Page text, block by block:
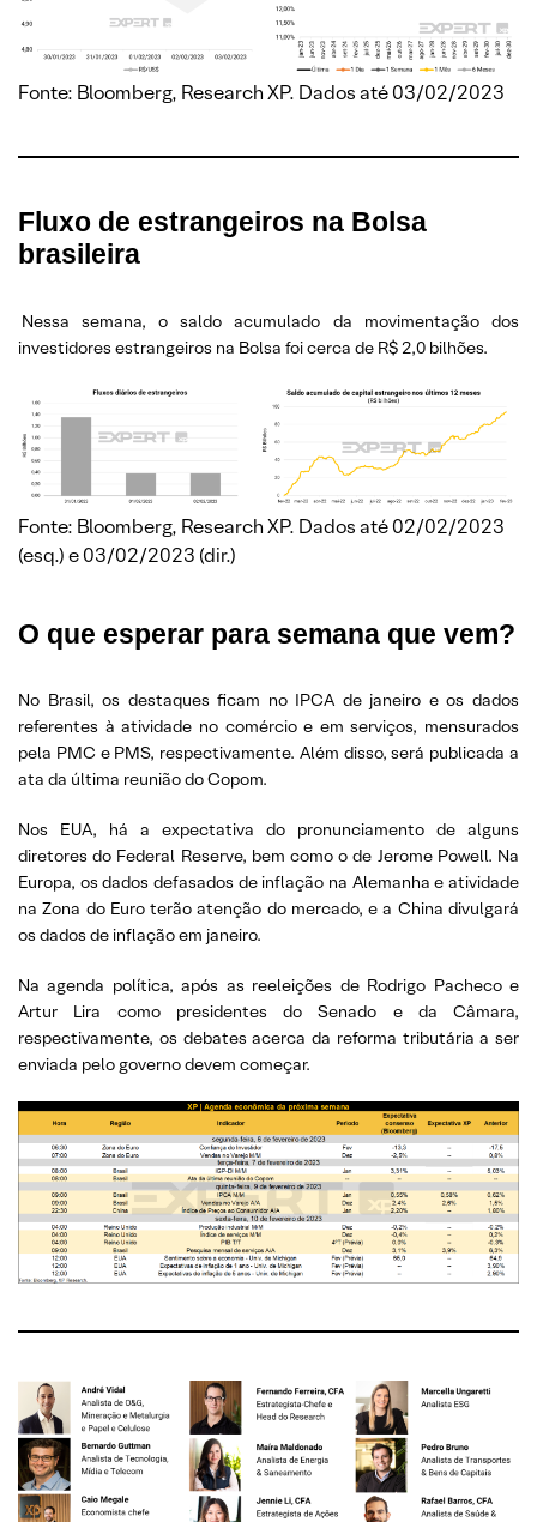
Fonte: Bloomberg, Research XP. Dados até 03/02/2023
Fluxo de estrangeiros na Bolsa
brasileira
Nessa semana, o saldo acumulado da movimentação dos
investidores estrangeiros na Bolsa foi cerca de R$ 2,0 bilhões.
Fonte: Bloomberg, Research XP. Dados até 02/02/2023
(esq.) e 03/02/2023 (dir.)
O que esperar para semana que vem?
No Brasil, os destaques ficam no IPCA de janeiro e os dados
referentes à atividade no comércio e em serviços, mensurados
pela PMC e PMS, respectivamente. Além disso, será publicada a
ata da última reunião do Copom.
Nos EUA, há a expectativa do pronunciamento de alguns
diretores do Federal Reserve, bem como o de Jerome Powell. Na
Europa, os dados defasados de inflação na Alemanha e atividade
na Zona do Euro terão atenção do mercado, e a China divulgará
os dados de inflação em janeiro.
Na agenda política, após as reeleições de Rodrigo Pacheco e
Artur Lira como presidentes do Senado e da Câmara,
respectivamente, os debates acerca da reforma tributária a ser
enviada pelo governo devem começar.